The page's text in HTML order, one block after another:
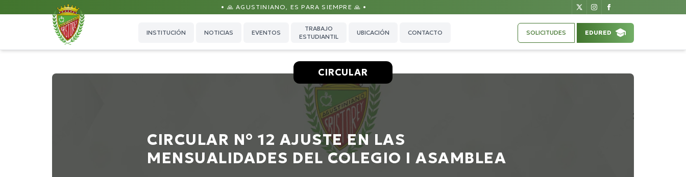
• 🙏 AGUSTINIANO, ES PARA SIEMPRE 🙏 •
INSTITUCIÓN NOTICIAS EVENTOS
TRABAJO
ESTUDIANTIL
UBICACIÓN CONTACTO SOLICITUDES EDURED
CIRCULAR
CIRCULAR N° 12 AJUSTE EN LAS
MENSUALIDADES DEL COLEGIO I ASAMBLEA